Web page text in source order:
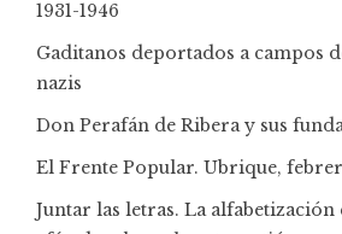
1931-1946
Gaditanos deportados a campos
nazis
Don Perafán de Ribera y sus
El Frente Popular. Ubrique,
Juntar las letras. La alfabetización